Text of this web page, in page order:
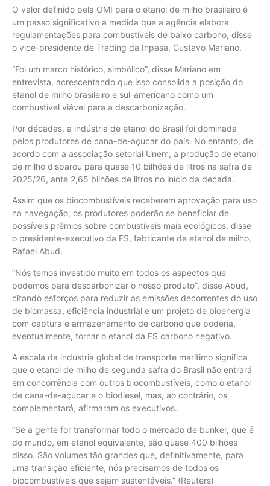
O valor definido pela OMI para o etanol de milho brasileiro é
um passo significativo à medida que a agência elabora
regulamentações para combustíveis de baixo carbono, disse
o vice-presidente de Trading da Inpasa, Gustavo Mariano.
“Foi um marco histórico, simbólico”, disse Mariano em
entrevista, acrescentando que isso consolida a posição do
etanol de milho brasileiro e sul-americano como um
combustível viável para a descarbonização.
Por décadas, a indústria de etanol do Brasil foi dominada
pelos produtores de cana-de-açúcar do país. No entanto, de
acordo com a associação setorial Unem, a produção de etanol
de milho disparou para quase 10 bilhões de litros na safra de
2025/26, ante 2,65 bilhões de litros no início da década.
Assim que os biocombustíveis receberem aprovação para uso
na navegação, os produtores poderão se beneficiar de
possíveis prêmios sobre combustíveis mais ecológicos, disse
o presidente-executivo da FS, fabricante de etanol de milho,
Rafael Abud.
“Nós temos investido muito em todos os aspectos que
podemos para descarbonizar o nosso produto”, disse Abud,
citando esforços para reduzir as emissões decorrentes do uso
de biomassa, eficiência industrial e um projeto de bioenergia
com captura e armazenamento de carbono que poderia,
eventualmente, tornar o etanol da FS carbono negativo.
A escala da indústria global de transporte marítimo significa
que o etanol de milho de segunda safra do Brasil não entrará
em concorrência com outros biocombustíveis, como o etanol
de cana-de-açúcar e o biodiesel, mas, ao contrário, os
complementará, afirmaram os executivos.
“Se a gente for transformar todo o mercado de bunker, que é
do mundo, em etanol equivalente, são quase 400 bilhões
disso. São volumes tão grandes que, definitivamente, para
uma transição eficiente, nós precisamos de todos os
biocombustíveis que sejam sustentáveis.” (Reuters)